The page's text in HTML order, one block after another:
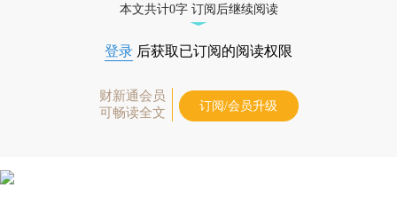
本文共计0字 订阅后继续阅读
登录 后获取已订阅的阅读权限
财新通会员
可畅读全文
订阅/会员升级